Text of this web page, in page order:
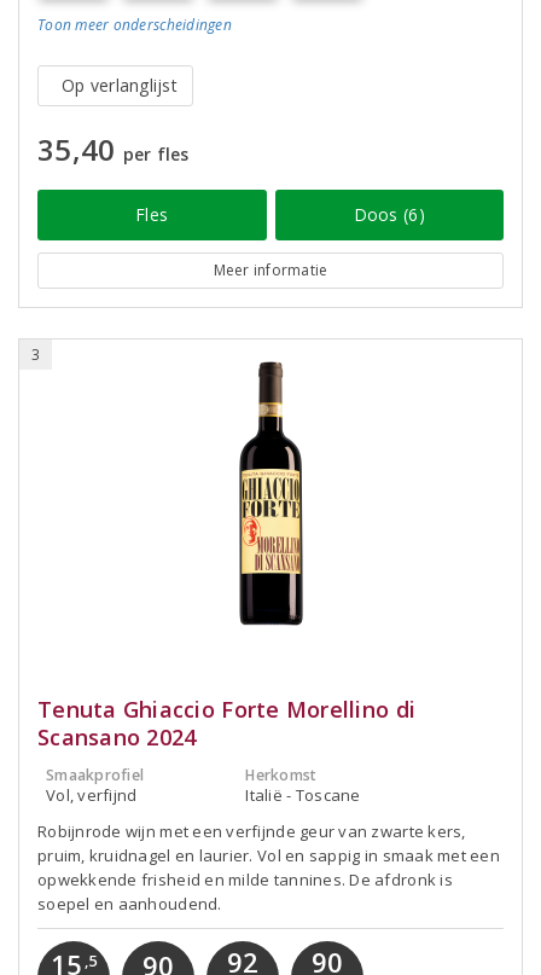
Toon meer onderscheidingen
Op verlanglijst
35,40 per fles
Fles Doos (6)
Meer informatie
3
Tenuta Ghiaccio Forte Morellino di
Scansano 2024
Smaakprofiel
Vol, verfijnd
Herkomst
Italië - Toscane
Robijnrode wijn met een verfijnde geur van zwarte kers,
pruim, kruidnagel en laurier. Vol en sappig in smaak met een
opwekkende frisheid en milde tannines. De afdronk is
soepel en aanhoudend.
15 ,5 90 92 90